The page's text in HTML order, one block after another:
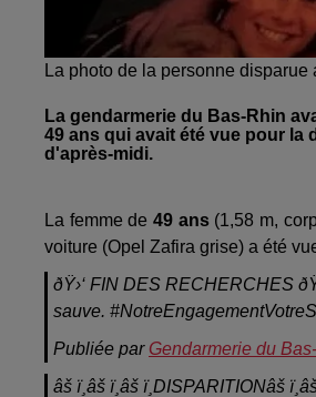
La photo de la personne disparue
La gendarmerie du Bas-Rhin
49 ans qui avait été vue pour la
d'après-midi.
La femme de 49 ans(1,58 m,
voiture (Opel Zafira grise) a été
ðŸ›‘ FIN DES RECHERCHES
sauve.
Publiée par Gendarmerie du
âš ï¸âš ï¸âš ï¸DISPARITIONâš